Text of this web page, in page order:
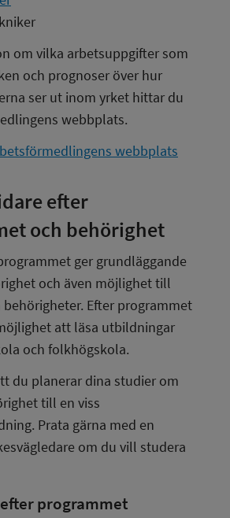
om vilka arbetsuppgifter som
och prognoser över hur
ser ut inom yrket hittar du
webbplats.
webbplats
efter
och behörighet
ger grundläggande
och även möjlighet till
behörigheter. Efter programmet
att läsa utbildningar
och folkhögskola.
du planerar dina studier om
till en viss
Prata gärna med en
om du vill studera
programmet